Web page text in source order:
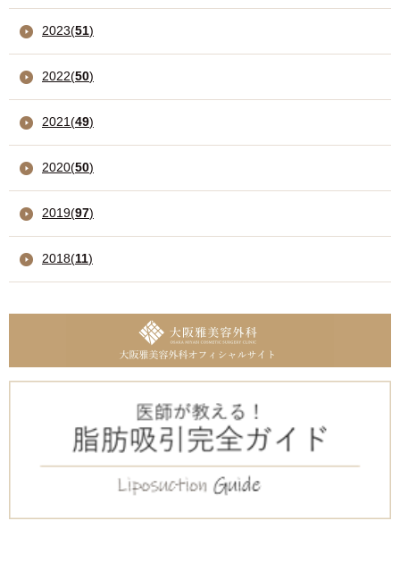
2023(51)
2022(50)
2021(49)
2020(50)
2019(97)
2018(11)